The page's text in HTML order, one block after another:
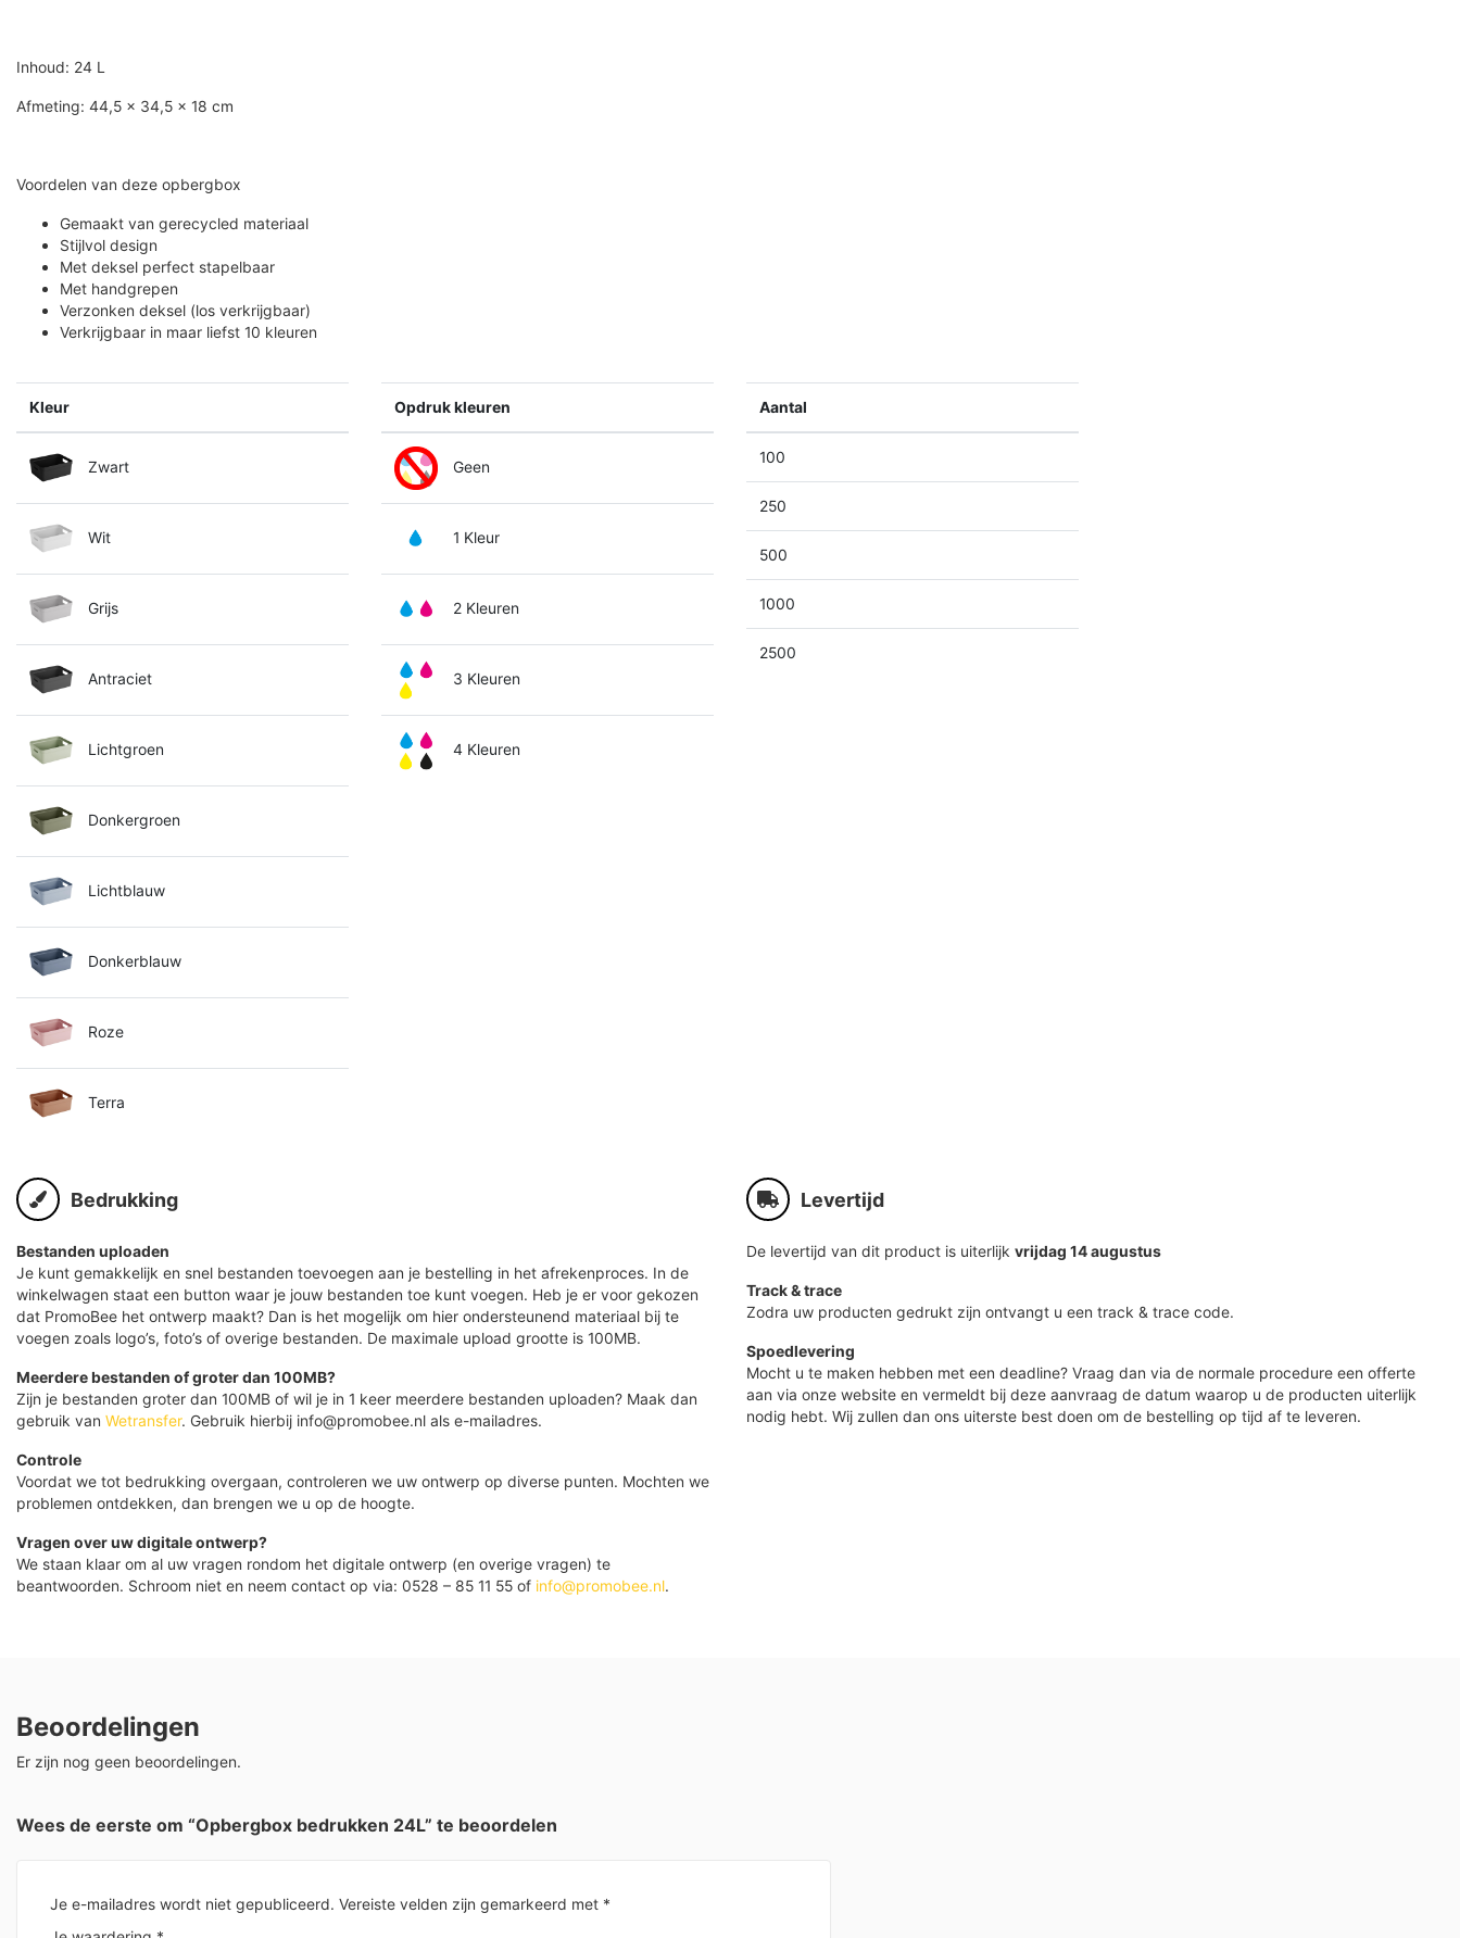
Inhoud: 24 L
Afmeting: 44,5 x 34,5 x 18 cm
Voordelen van deze opbergbox
Gemaakt van gerecycled materiaal
Stijlvol design
Met deksel perfect stapelbaar
Met handgrepen
Verzonken deksel (los verkrijgbaar)
Verkrijgbaar in maar liefst 10 kleuren
Kleur
Zwart
Wit
Grijs
Antraciet
Lichtgroen
Donkergroen
Lichtblauw
Donkerblauw
Roze
Terra
Opdruk kleuren
Geen
1 Kleur
2 Kleuren
3 Kleuren
4 Kleuren
Aantal
100
250
500
1000
2500
Bedrukking
Bestanden uploaden
Je kunt gemakkelijk en snel bestanden toevoegen aan je bestelling in het afrekenproces. In de
winkelwagen staat een button waar je jouw bestanden toe kunt voegen. Heb je er voor gekozen
dat PromoBee het ontwerp maakt? Dan is het mogelijk om hier ondersteunend materiaal bij te
voegen zoals logo’s, foto’s of overige bestanden. De maximale upload grootte is 100MB.
Meerdere bestanden of groter dan 100MB?
Zijn je bestanden groter dan 100MB of wil je in 1 keer meerdere bestanden uploaden? Maak dan
gebruik van Wetransfer. Gebruik hierbij info@promobee.nl als e-mailadres.
Controle
Voordat we tot bedrukking overgaan, controleren we uw ontwerp op diverse punten. Mochten we
problemen ontdekken, dan brengen we u op de hoogte.
Vragen over uw digitale ontwerp?
We staan klaar om al uw vragen rondom het digitale ontwerp (en overige vragen) te
beantwoorden. Schroom niet en neem contact op via: 0528 – 85 11 55 of info@promobee.nl.
Levertijd
De levertijd van dit product is uiterlijk vrijdag 14 augustus
Track & trace
Zodra uw producten gedrukt zijn ontvangt u een track & trace code.
Spoedlevering
Mocht u te maken hebben met een deadline? Vraag dan via de normale procedure een offerte
aan via onze website en vermeldt bij deze aanvraag de datum waarop u de producten uiterlijk
nodig hebt. Wij zullen dan ons uiterste best doen om de bestelling op tijd af te leveren.
Beoordelingen
Er zijn nog geen beoordelingen.
Wees de eerste om “Opbergbox bedrukken 24L” te beoordelen
Je e-mailadres wordt niet gepubliceerd. Vereiste velden zijn gemarkeerd met *